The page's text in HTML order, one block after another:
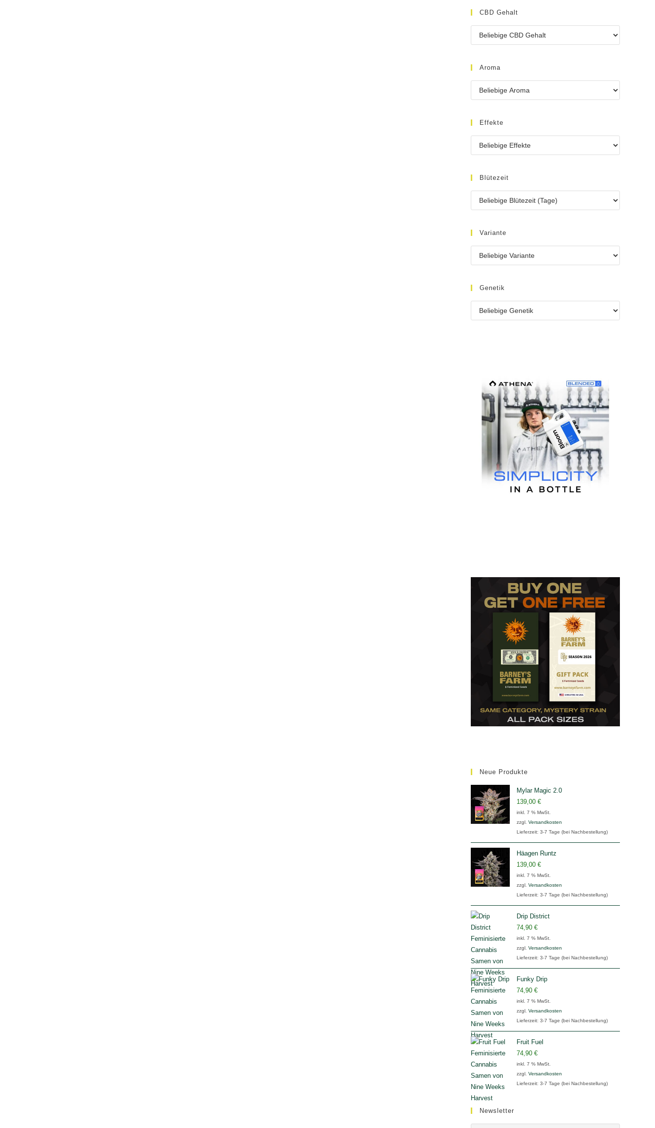
CBD Gehalt
Aroma
Effekte
Blütezeit
Variante
Genetik
Neue Produkte
Mylar Magic 2.0
139,00 €
inkl. 7 % MwSt.
zzgl. Versandkosten
Lieferzeit: 3-7 Tage (bei Nachbestellung)
Häagen Runtz
139,00 €
inkl. 7 % MwSt.
zzgl. Versandkosten
Lieferzeit: 3-7 Tage (bei Nachbestellung)
Drip District
74,90 €
inkl. 7 % MwSt.
zzgl. Versandkosten
Lieferzeit: 3-7 Tage (bei Nachbestellung)
Funky Drip
74,90 €
inkl. 7 % MwSt.
zzgl. Versandkosten
Lieferzeit: 3-7 Tage (bei Nachbestellung)
Fruit Fuel
74,90 €
inkl. 7 % MwSt.
zzgl. Versandkosten
Lieferzeit: 3-7 Tage (bei Nachbestellung)
Newsletter